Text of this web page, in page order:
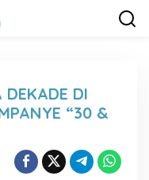
DI
“30 &